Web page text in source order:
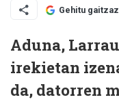
Gehitu
Aduna,
irekietan
da, datorren